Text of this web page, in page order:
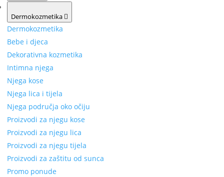
Dermokozmetika
Dermokozmetika
Bebe i djeca
Dekorativna kozmetika
Intimna njega
Njega kose
Njega lica i tijela
Njega područja oko očiju
Proizvodi za njegu kose
Proizvodi za njegu lica
Proizvodi za njegu tijela
Proizvodi za zaštitu od sunca
Promo ponude